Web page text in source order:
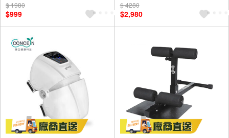
$ 1980
$999
$ 4280
$2,980